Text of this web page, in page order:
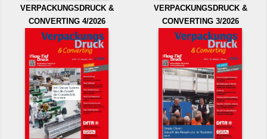
VERPACKUNGSDRUCK &
CONVERTING 4/2026
VERPACKUNGSDRUCK &
CONVERTING 3/2026